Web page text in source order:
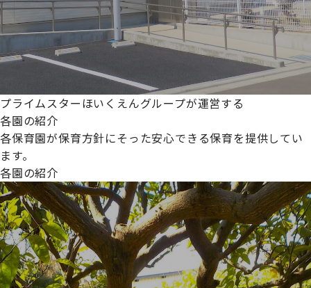
プライムスターほいくえんグループが運営する
各園の紹介
各保育園が保育方針にそった安心できる保育を提供してい
ます。
各園の紹介